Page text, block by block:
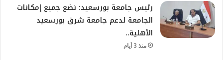
رئيس جامعة بورسعيد: نضع جميع إمكانات
الجامعة لدعم جامعة شرق بورسعيد
الأهلية..
منذ 3 أيام